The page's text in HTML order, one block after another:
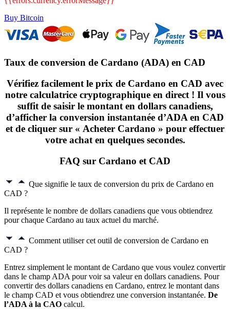
Buy Bitcoin
Taux de conversion de Cardano (ADA) en CAD
Vérifiez facilement le prix de Cardano en CAD avec
notre calculatrice cryptographique en direct ! Il vous
suffit de saisir le montant en dollars canadiens,
d’afficher la conversion instantanée d’ADA en CAD
et de cliquer sur « Acheter Cardano » pour effectuer
votre achat en quelques secondes.
FAQ sur Cardano et CAD
Que signifie le taux de conversion du prix de Cardano en
CAD ?
Il représente le nombre de dollars canadiens que vous obtiendrez
pour chaque Cardano au taux actuel du marché.
Comment utiliser cet outil de conversion de Cardano en
CAD ?
Entrez simplement le montant de Cardano que vous voulez convertir
dans le champ ADA pour voir sa valeur en dollars canadiens. Pour
convertir des dollars canadiens en Cardano, entrez le montant dans
le champ CAD et vous obtiendrez une conversion instantanée. De
l’ADA à la CAO calcul.